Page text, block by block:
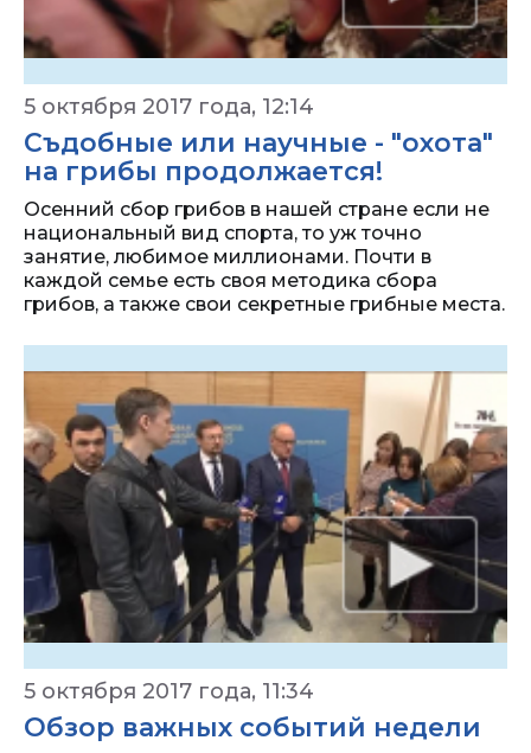
5 октября 2017 года, 12:14
Съдобные или научные - "охота"
на грибы продолжается!
Осенний сбор грибов в нашей стране если не
национальный вид спорта, то уж точно
занятие, любимое миллионами. Почти в
каждой семье есть своя методика сбора
грибов, а также свои секретные грибные места.
5 октября 2017 года, 11:34
Обзор важных событий недели